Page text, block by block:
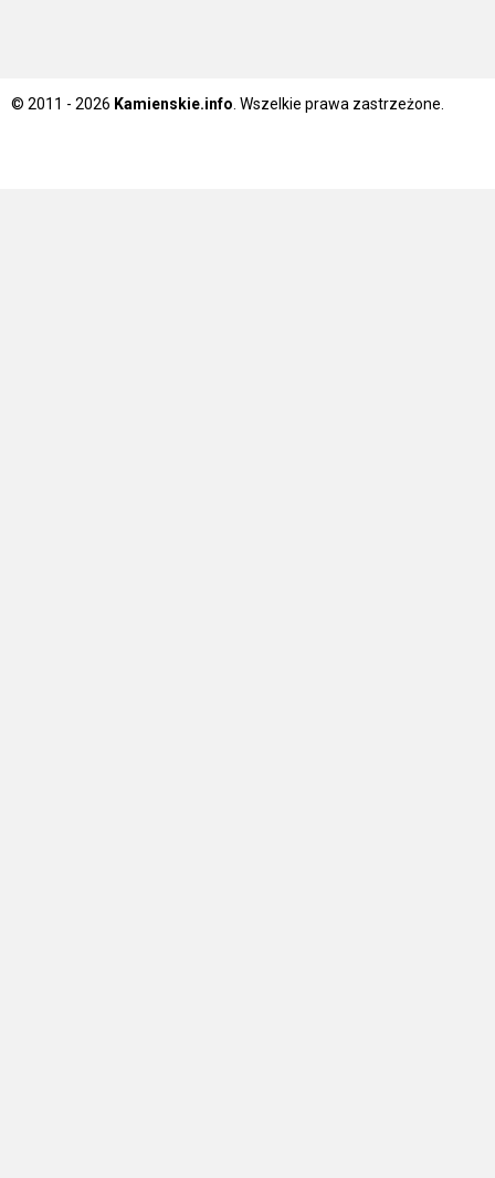
© 2011 - 2026 Kamienskie.info . Wszelkie prawa zastrzeżone.